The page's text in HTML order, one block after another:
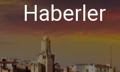
Haberler